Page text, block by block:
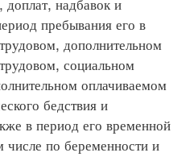
пребывания его в
дополнительном
социальном
оплачиваемом
бедствия и
в период его временной
числе по беременности и